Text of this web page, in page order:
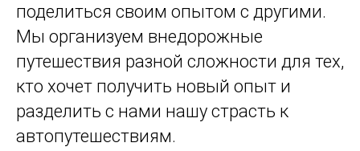
поделиться своим опытом с другими.
Мы организуем внедорожные
путешествия разной сложности для тех,
кто хочет получить новый опыт и
разделить с нами нашу страсть к
автопутешествиям.